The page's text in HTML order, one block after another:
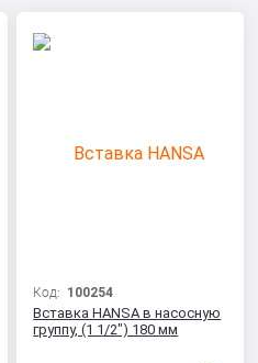
Код: 100254
Вставка HANSA в насосную
группу, (1 1/2") 180 мм